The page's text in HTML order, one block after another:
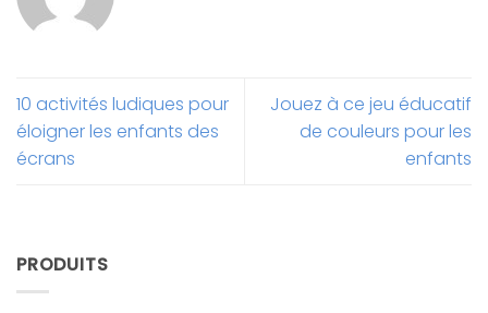
10 activités ludiques pour
éloigner les enfants des
écrans
Jouez à ce jeu éducatif
de couleurs pour les
enfants
PRODUITS